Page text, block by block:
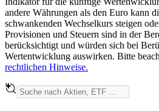
andere Währungen als den Euro kann
schwankenden Wechselkurs steigen
Provisionen und Steuern sind in der
berücksichtigt und würden sich bei
Wertentwicklung auswirken. Bitte
rechtlichen Hinweise.